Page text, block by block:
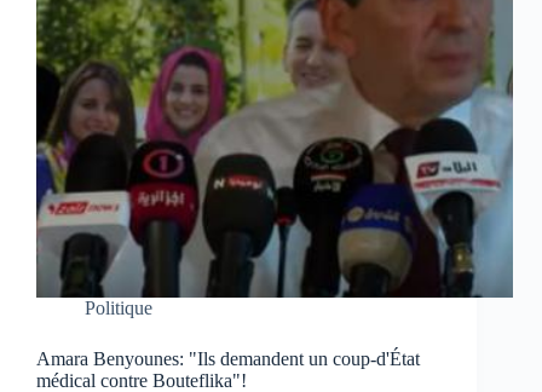
Politique
Amara Benyounes: "Ils demandent un coup-d'État
médical contre Bouteflika"!